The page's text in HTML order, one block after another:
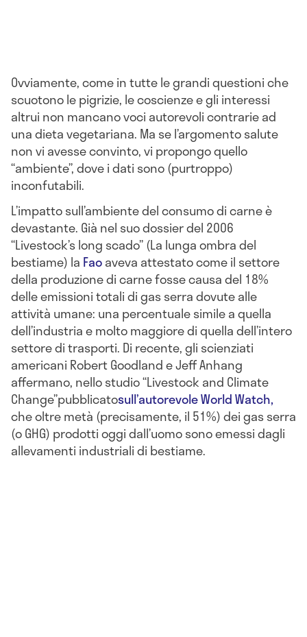
Ovviamente, come in tutte le grandi questioni che
scuotono le pigrizie, le coscienze e gli interessi
altrui non mancano voci autorevoli contrarie ad
una dieta vegetariana. Ma se l’argomento salute
non vi avesse convinto, vi propongo quello
“ambiente”, dove i dati sono (purtroppo)
inconfutabili.
L’impatto sull’ambiente del consumo di carne è
devastante. Già nel suo dossier del 2006
“Livestock’s long scado” (La lunga ombra del
bestiame) la Faoaveva attestato come il settore
della produzione di carne fosse causa del 18%
delle emissioni totali di gas serra dovute alle
attività umane: una percentuale simile a quella
dell’industria e molto maggiore di quella dell’intero
settore di trasporti. Di recente, gli scienziati
americani Robert Goodland e Jeff Anhang
affermano, nello studio “Livestock and Climate
Change”pubblicatosull’autorevole World Watch,
che oltre metà (precisamente, il 51%) dei gas serra
(o GHG) prodotti oggi dall’uomo sono emessi dagli
allevamenti industriali di bestiame.